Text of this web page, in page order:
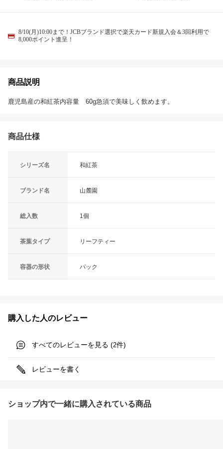
8/10(月)10:00まで！JCBブランド選択で楽天カード新規入会＆3回利用で
8,000ポイント進呈！
商品説明
鹿児島産の和紅茶内容量 60g急須で美味しく飲めます。
商品仕様
シリーズ名 和紅茶
ブランド名 山麓園
総入数 1個
茶葉タイプ リーフティー
容器の形状 パック
購入した人のレビュー
すべてのレビューを見る (2件)
レビューを書く
ショップ内で一緒に購入されている商品